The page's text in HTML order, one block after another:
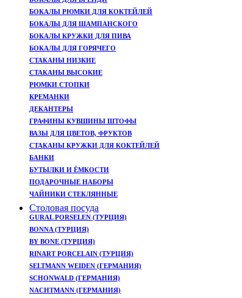
БОКАЛЫ РЮМКИ ДЛЯ КОКТЕЙЛЕЙ
БОКАЛЫ ДЛЯ ШАМПАНСКОГО
БОКАЛЫ КРУЖКИ ДЛЯ ПИВА
БОКАЛЫ ДЛЯ ГОРЯЧЕГО
СТАКАНЫ НИЗКИЕ
СТАКАНЫ ВЫСОКИЕ
РЮМКИ СТОПКИ
КРЕМАНКИ
ДЕКАНТЕРЫ
ГРАФИНЫ КУВШИНЫ ШТОФЫ
ВАЗЫ ДЛЯ ЦВЕТОВ, ФРУКТОВ
CТАКАНЫ КРУЖКИ ДЛЯ КОКТЕЙЛЕЙ
БАНКИ
БУТЫЛКИ И ЁМКОСТИ
ПОДАРОЧНЫЕ НАБОРЫ
ЧАЙНИКИ СТЕКЛЯННЫЕ
Столовая посуда
GURAL PORSELEN (ТУРЦИЯ)
BONNA (ТУРЦИЯ)
BY BONE (ТУРЦИЯ)
RINART PORCELAIN (ТУРЦИЯ)
SELTMANN WEIDEN (ГЕРМАНИЯ)
SCHONWALD (ГЕРМАНИЯ)
NACHTMANN (ГЕРМАНИЯ)